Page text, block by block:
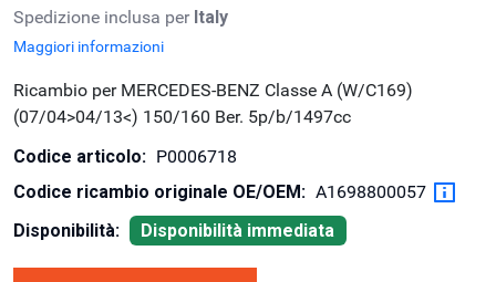
Spedizione inclusa per Italy
Maggiori informazioni
Ricambio per MERCEDES-BENZ Classe A (W/C169)
(07/04>04/13<) 150/160 Ber. 5p/b/1497cc
Codice articolo: P0006718
Codice ricambio originale OE/OEM: A1698800057
Disponibilità:
Disponibilità immediata